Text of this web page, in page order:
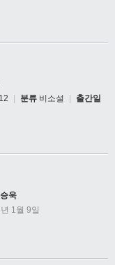
분류 비소설
출간일
욱
1월 9일